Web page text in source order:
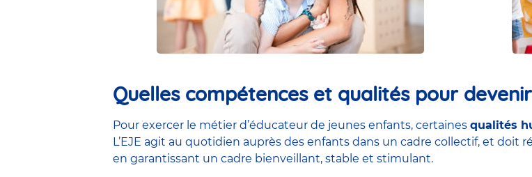
Quelles compétences et qualités pour
Pour exercer le métier d’éducateur de jeunes enfants, certaines qualités
L’EJE agit au quotidien auprès des enfants dans un cadre collectif, et doit
en garantissant un cadre bienveillant, stable et stimulant.